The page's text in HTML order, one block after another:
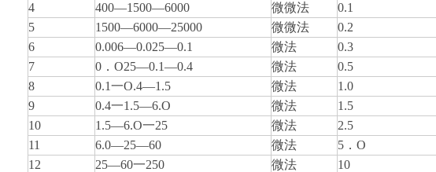
4
400—1500—6000 微微法
0.1
5
1500—6000—25000 微微法
0.2
6
0.006—0.025—0.1 微法
0.3
7
0 ． O25—0.1—0.4 微法
0.5
8
0.1一O.4—1.5 微法
1.0
9
0.4一1.5—6.O 微法
1.5
10
1.5—6.O一25 微法
2.5
11
6.0—25—60 微法 5 ． O
12
25—60一250 微法
10